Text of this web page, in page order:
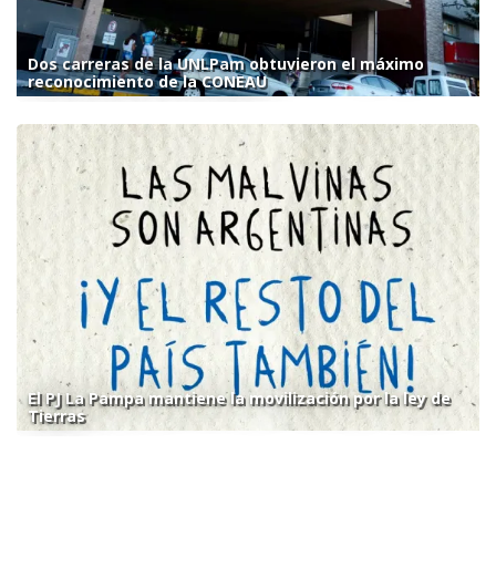
Dos carreras de la UNLPam obtuvieron el máximo
reconocimiento de la CONEAU
El PJ La Pampa mantiene la movilización por la ley de
Tierras